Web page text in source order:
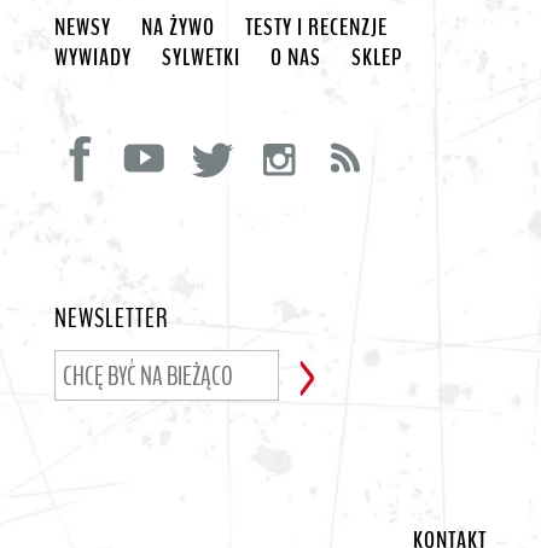
NEWSY NA ŻYWO
TESTY I RECENZJE
WYWIADY
SYLWETKI O NAS SKLEP
NEWSLETTER
KONTAKT